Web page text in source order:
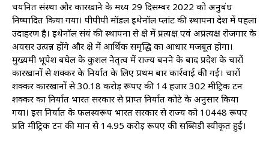
चयनित संस्था और कारखाने के मध्य 29 दिसम्बर 2022 को अनुबंध
निष्पादित किया गया। पीपीपी मॉडल इथेनॉल प्लांट की स्थापना देश में पहला
उदाहरण है। इथेनॉल संयंत्र की स्थापना से क्षेत्र में प्रत्यक्ष एवं अप्रत्यक्ष रोजगार के
अवसर उत्पन्न होंगे और क्षेत्र में आर्थिक समृद्धि का आधार मजबूत होगा।
मुख्यमंत्री भूपेश बघेल के कुशल नेतृत्व में राज्य बनने के बाद प्रदेश के चारों
कारखानों से शक्कर के निर्यात के लिए प्रथम बार कार्रवाई की गई। चारों
शक्कर कारखानों से 30.18 करोड़ रूपए की 14 हजार 302 मीट्रिक टन
शक्कर का निर्यात भारत सरकार से प्राप्त निर्यात कोटे के अनुसार किया
गया। इस निर्यात के फलस्वरूप भारत सरकार से राज्य को 10448 रूपए
प्रति मीट्रिक टन की मान से 14.95 करोड़ रूपए की सब्सिडी स्वीकृत हुई।